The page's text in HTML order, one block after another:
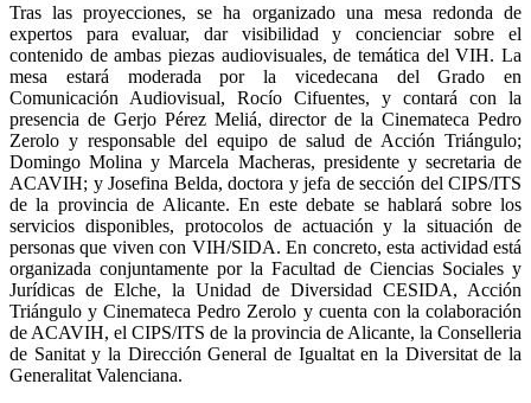
Tras las proyecciones, se ha organizado una mesa redonda de
expertos para evaluar, dar visibilidad y concienciar sobre el
contenido de ambas piezas audiovisuales, de temática del VIH. La
mesa estará moderada por la vicedecana del Grado en
Comunicación Audiovisual, Rocío Cifuentes, y contará con la
presencia de Gerjo Pérez Meliá, director de la Cinemateca Pedro
Zerolo y responsable del equipo de salud de Acción Triángulo;
Domingo Molina y Marcela Macheras, presidente y secretaria de
ACAVIH; y Josefina Belda, doctora y jefa de sección del CIPS/ITS
de la provincia de Alicante. En este debate se hablará sobre los
servicios disponibles, protocolos de actuación y la situación de
personas que viven con VIH/SIDA. En concreto, esta actividad está
organizada conjuntamente por la Facultad de Ciencias Sociales y
Jurídicas de Elche, la Unidad de Diversidad CESIDA, Acción
Triángulo y Cinemateca Pedro Zerolo y cuenta con la colaboración
de ACAVIH, el CIPS/ITS de la provincia de Alicante, la Conselleria
de Sanitat y la Dirección General de Igualtat en la Diversitat de la
Generalitat Valenciana.